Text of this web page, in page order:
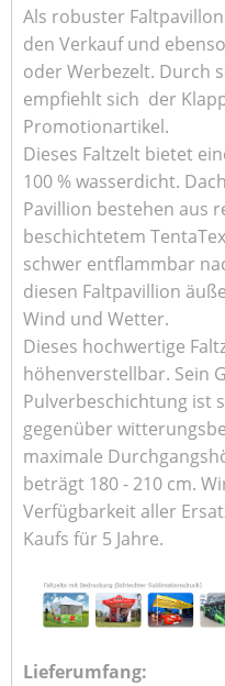
Als robuster
den Verkauf und
oder Werbezelt. Durch
empfiehlt sich der
Promotionartikel.
Dieses Faltzelt bietet
100 % wasserdicht.
Pavillion bestehen aus
beschichtetem
schwer entflammbar
diesen Faltpavillion
Wind und Wetter.
Dieses hochwertige
höhenverstellbar. Sein
Pulverbeschichtung ist
gegenüber
maximale
beträgt 180 - 210 cm.
Verfügbarkeit aller
Kaufs für 5 Jahre.
Lieferumfang: